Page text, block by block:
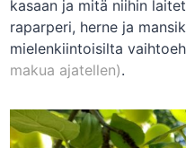
kasaan ja mitä niihin
raparperi, herne ja
mielenkiintoisilta
makua ajatellen).